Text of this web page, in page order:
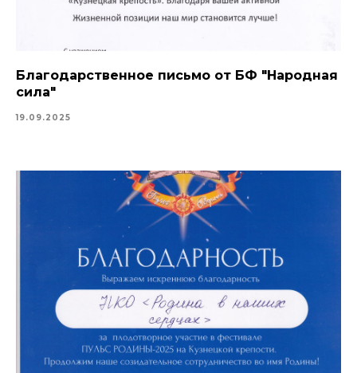
Благодарственное письмо от БФ "Народная
сила"
19.09.2025